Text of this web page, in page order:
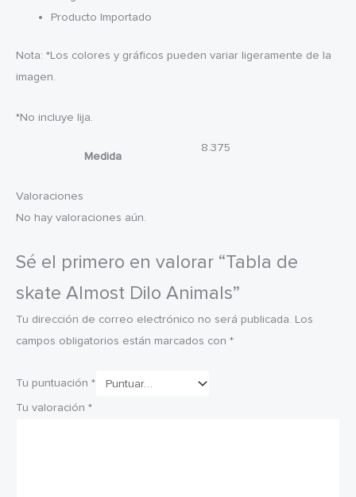
Producto Importado
Nota: *Los colores y gráficos pueden variar ligeramente de la
imagen.
*No incluye lija.
Medida
8.375
Valoraciones
No hay valoraciones aún.
Sé el primero en valorar “Tabla de
skate Almost Dilo Animals”
Tu dirección de correo electrónico no será publicada. Los
campos obligatorios están marcados con *
Tu puntuación *
Tu valoración *